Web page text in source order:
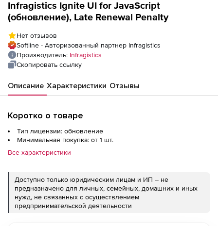
Infragistics Ignite UI for JavaScript
(обновление), Late Renewal Penalty
Нет отзывов
Softline - Авторизованный партнер Infragistics
Производитель: Infragistics
Скопировать ссылку
Описание Характеристики Отзывы
Коротко о товаре
Тип лицензии: обновление
Минимальная покупка: от 1 шт.
Все характеристики
Доступно только юридическим лицам и ИП – не
предназначено для личных, семейных, домашних и иных
нужд, не связанных с осуществлением
предпринимательской деятельности